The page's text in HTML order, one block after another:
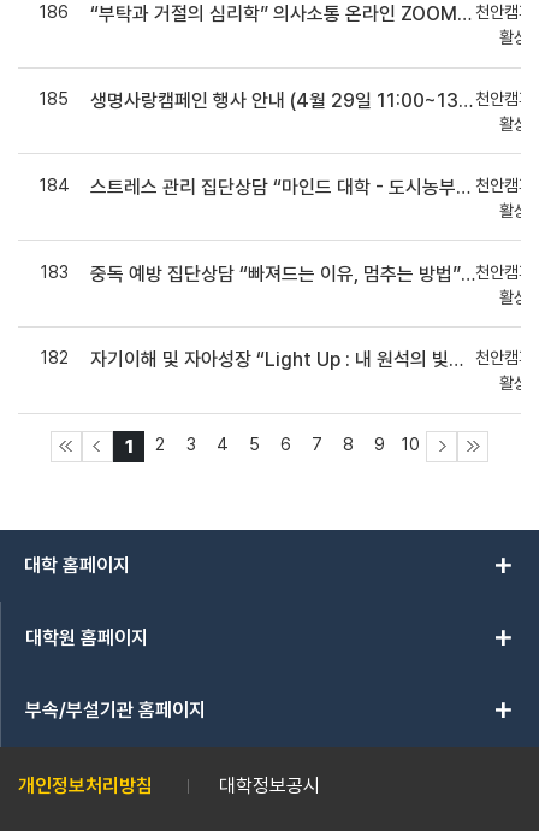
186 “부탁과 거절의 심리학” 의사소통 온라인 ZOOM 특강 참여자 모집 안내 (마일리지 16점 지급!) 천안캠퍼
활상
185 생명사랑캠페인 행사 안내 (4월 29일 11:00~13:30 / 학생회관 3층 광장)천안캠퍼
활상
184 스트레스 관리 집단상담 “마인드 대학 - 도시농부” 집단상담 참여자 모집 안내 (마일리지 90점 지급!) 천안캠퍼
활상
183 중독 예방 집단상담 “빠져드는 이유, 멈추는 방법” 참여자 모집 안내 (마일리지 80점 지급!)천안캠퍼
활상
182 자기이해 및 자아성장 “Light Up : 내 원석의 빛을 찾아서” 집단상담 참여자 모집 안내 (마일리지 80점 지급!)
천안캠퍼
활상
1 2 3 4 5 6 7 8 9 10
대학 홈페이지 add
대학원 홈페이지 add
부속/부설기관 홈페이지 add
개인정보처리방침 대학정보공시